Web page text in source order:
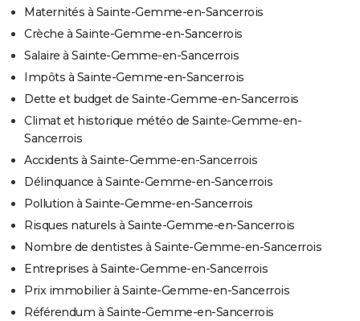
Maternités à Sainte-Gemme-en-Sancerrois
Crèche à Sainte-Gemme-en-Sancerrois
Salaire à Sainte-Gemme-en-Sancerrois
Impôts à Sainte-Gemme-en-Sancerrois
Dette et budget de Sainte-Gemme-en-Sancerrois
Climat et historique météo de Sainte-Gemme-en-
Sancerrois
Accidents à Sainte-Gemme-en-Sancerrois
Délinquance à Sainte-Gemme-en-Sancerrois
Pollution à Sainte-Gemme-en-Sancerrois
Risques naturels à Sainte-Gemme-en-Sancerrois
Nombre de dentistes à Sainte-Gemme-en-Sancerrois
Entreprises à Sainte-Gemme-en-Sancerrois
Prix immobilier à Sainte-Gemme-en-Sancerrois
Référendum à Sainte-Gemme-en-Sancerrois